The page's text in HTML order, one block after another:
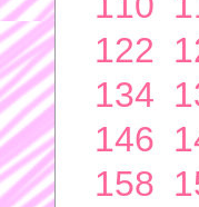
122
134
146
158